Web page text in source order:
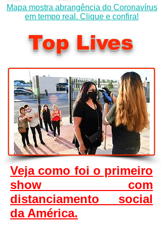
Mapa mostra abrangência do Coronavírus
em tempo real. Clique e confira!
Top Lives
Veja como foi o primeiro
show com
distanciamento social
da América.